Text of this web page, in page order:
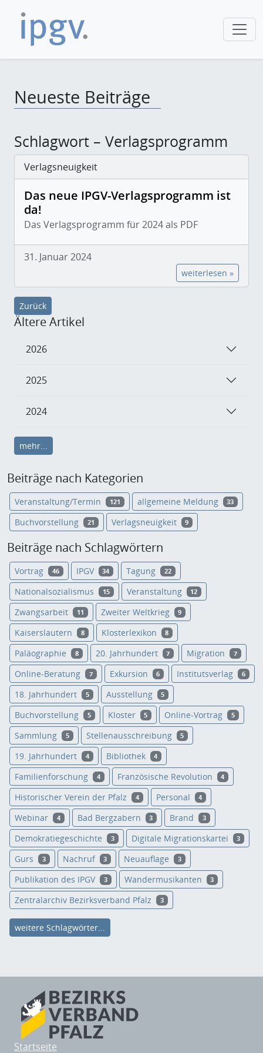
Neueste Beiträge
Schlagwort – Verlagsprogramm
Verlagsneuigkeit
Das neue IPGV-Verlagsprogramm ist
da!
Das Verlagsprogramm für 2024 als PDF
31. Januar 2024
weiterlesen »
Zurück
Ältere Artikel
2026
2025
2024
mehr...
Beiträge nach Kategorien
Veranstaltung/Termin 121 allgemeine Meldung 33
Buchvorstellung 21 Verlagsneuigkeit 9
Beiträge nach Schlagwörtern
Vortrag 46 IPGV 34 Tagung 22
Nationalsozialismus 15 Veranstaltung 12
Zwangsarbeit 11 Zweiter Weltkrieg 9
Kaiserslautern 8 Klosterlexikon 8
Paläographie 8 20. Jahrhundert 7 Migration 7
Online-Beratung 7 Exkursion 6 Institutsverlag 6
18. Jahrhundert 5 Ausstellung 5
Buchvorstellung 5 Kloster 5 Online-Vortrag 5
Sammlung 5 Stellenausschreibung 5
19. Jahrhundert 4 Bibliothek 4
Familienforschung 4 Französische Revolution 4
Historischer Verein der Pfalz 4 Personal 4
Webinar 4 Bad Bergzabern 3 Brand 3
Demokratiegeschichte 3 Digitale Migrationskartei 3
Gurs 3 Nachruf 3 Neuauflage 3
Publikation des IPGV 3 Wandermusikanten 3
Zentralarchiv Bezirksverband Pfalz 3
weitere Schlagwörter...
Startseite